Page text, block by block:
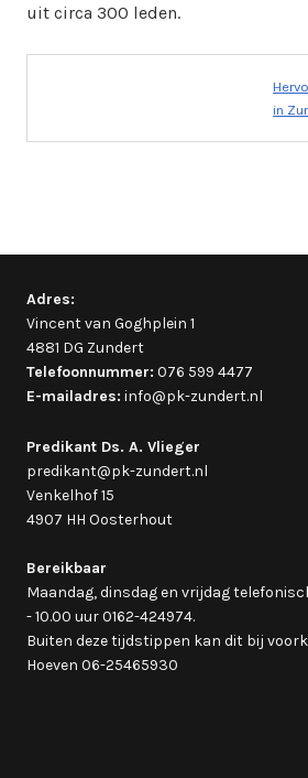
uit circa 300 leden.
in
Adres:
Vincent van Goghplein 1
4881 DG Zundert
Telefoonnummer: 076 599 4477
E-mailadres: info@pk-zundert.nl
Predikant Ds. A. Vlieger
predikant@pk-zundert.nl
Venkelhof 15
4907 HH Oosterhout
Bereikbaar
Maandag, dinsdag en vrijdag
- 10.00 uur 0162-424974.
Buiten deze tijdstippen kan dit bij
Hoeven 06-25465930